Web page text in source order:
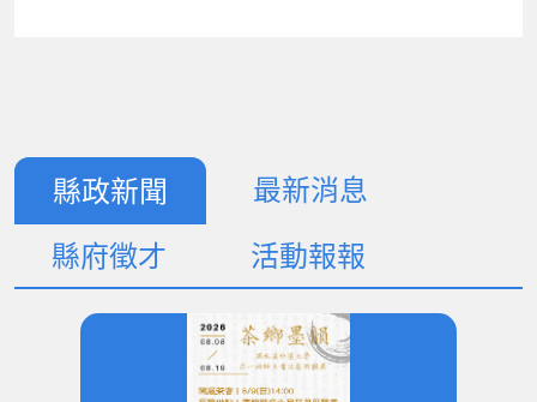
縣政新聞
最新消息
縣府徵才
活動報報